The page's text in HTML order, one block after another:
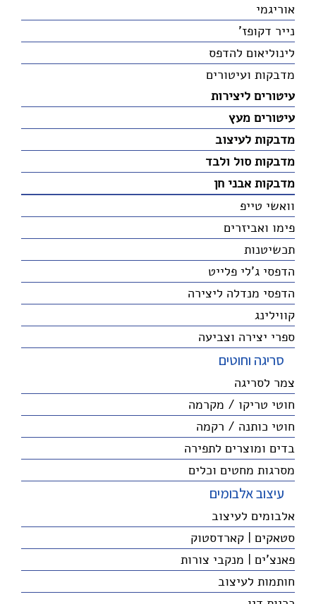
אוריגמי
נייר דקופז'
לינוליאום להדפס
מדבקות ועיטורים
עיטורים ליצירות
עיטורים מעץ
מדבקות לעיצוב
מדבקות סול ולבד
מדבקות אבני חן
וואשי טייפ
פימו ואביזרים
תכשיטנות
הדפסי ג'לי פלייט
הדפסי מנדלה ליצירה
קווילינג
ספרי יצירה וצביעה
סריגה וחוטים
צמר לסריגה
חוטי טריקו / מקרמה
חוטי כותנה / רקמה
בדים ומוצרים לתפירה
מסרגות מחטים וכלים
עיצוב אלבומים
אלבומים לעיצוב
סטאקים | קארדסטוק
פאנצ'ים | מנקבי צורות
חותמות לעיצוב